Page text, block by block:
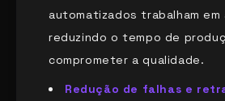
automatizados trabalham
reduzindo o tempo de
comprometer a qualidade.
Redução de falhas e